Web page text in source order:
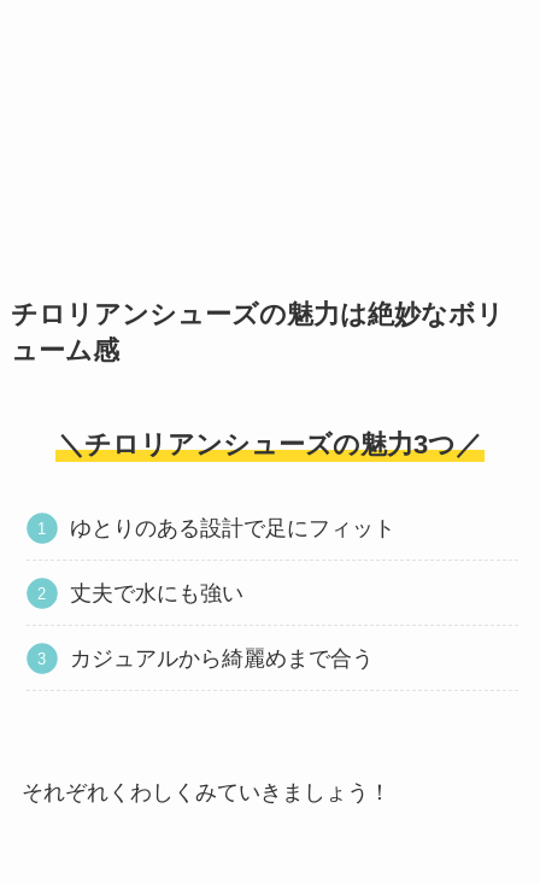
チロリアンシューズの魅力は絶妙なボリ
ューム感
＼チロリアンシューズの魅力3つ／
ゆとりのある設計で足にフィット
丈夫で水にも強い
カジュアルから綺麗めまで合う
それぞれくわしくみていきましょう！